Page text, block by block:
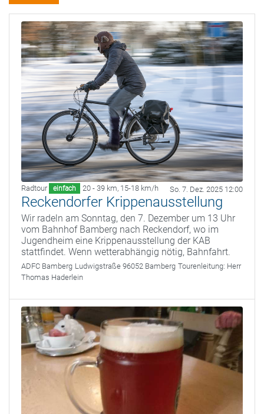
Radtour einfach 20 - 39 km, 15-18 km/h So. 7. Dez. 2025 12:00
Reckendorfer Krippenausstellung
Wir radeln am Sonntag, den 7. Dezember um 13 Uhr
vom Bahnhof Bamberg nach Reckendorf, wo im
Jugendheim eine Krippenausstellung der KAB
stattfindet. Wenn wetterabhängig nötig, Bahnfahrt.
ADFC Bamberg Ludwigstraße 96052 Bamberg Tourenleitung: Herr
Thomas Haderlein